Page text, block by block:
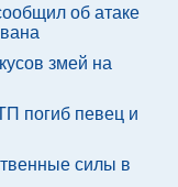
об атаке
змей на
погиб певец и
силы в